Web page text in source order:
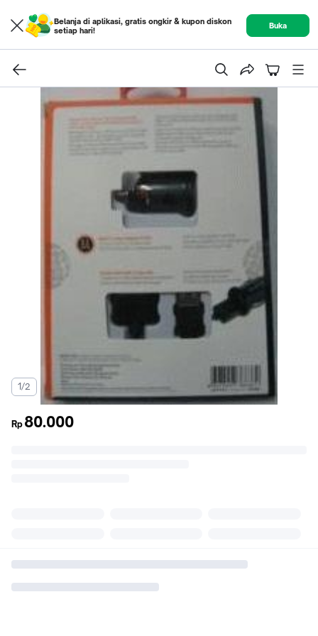
Belanja di aplikasi, gratis ongkir & kupon diskon
setiap hari!
Buka
1/2
Rp 80.000